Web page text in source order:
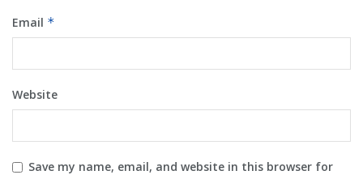
Email *
Website
Save my name, email, and website in this browser for